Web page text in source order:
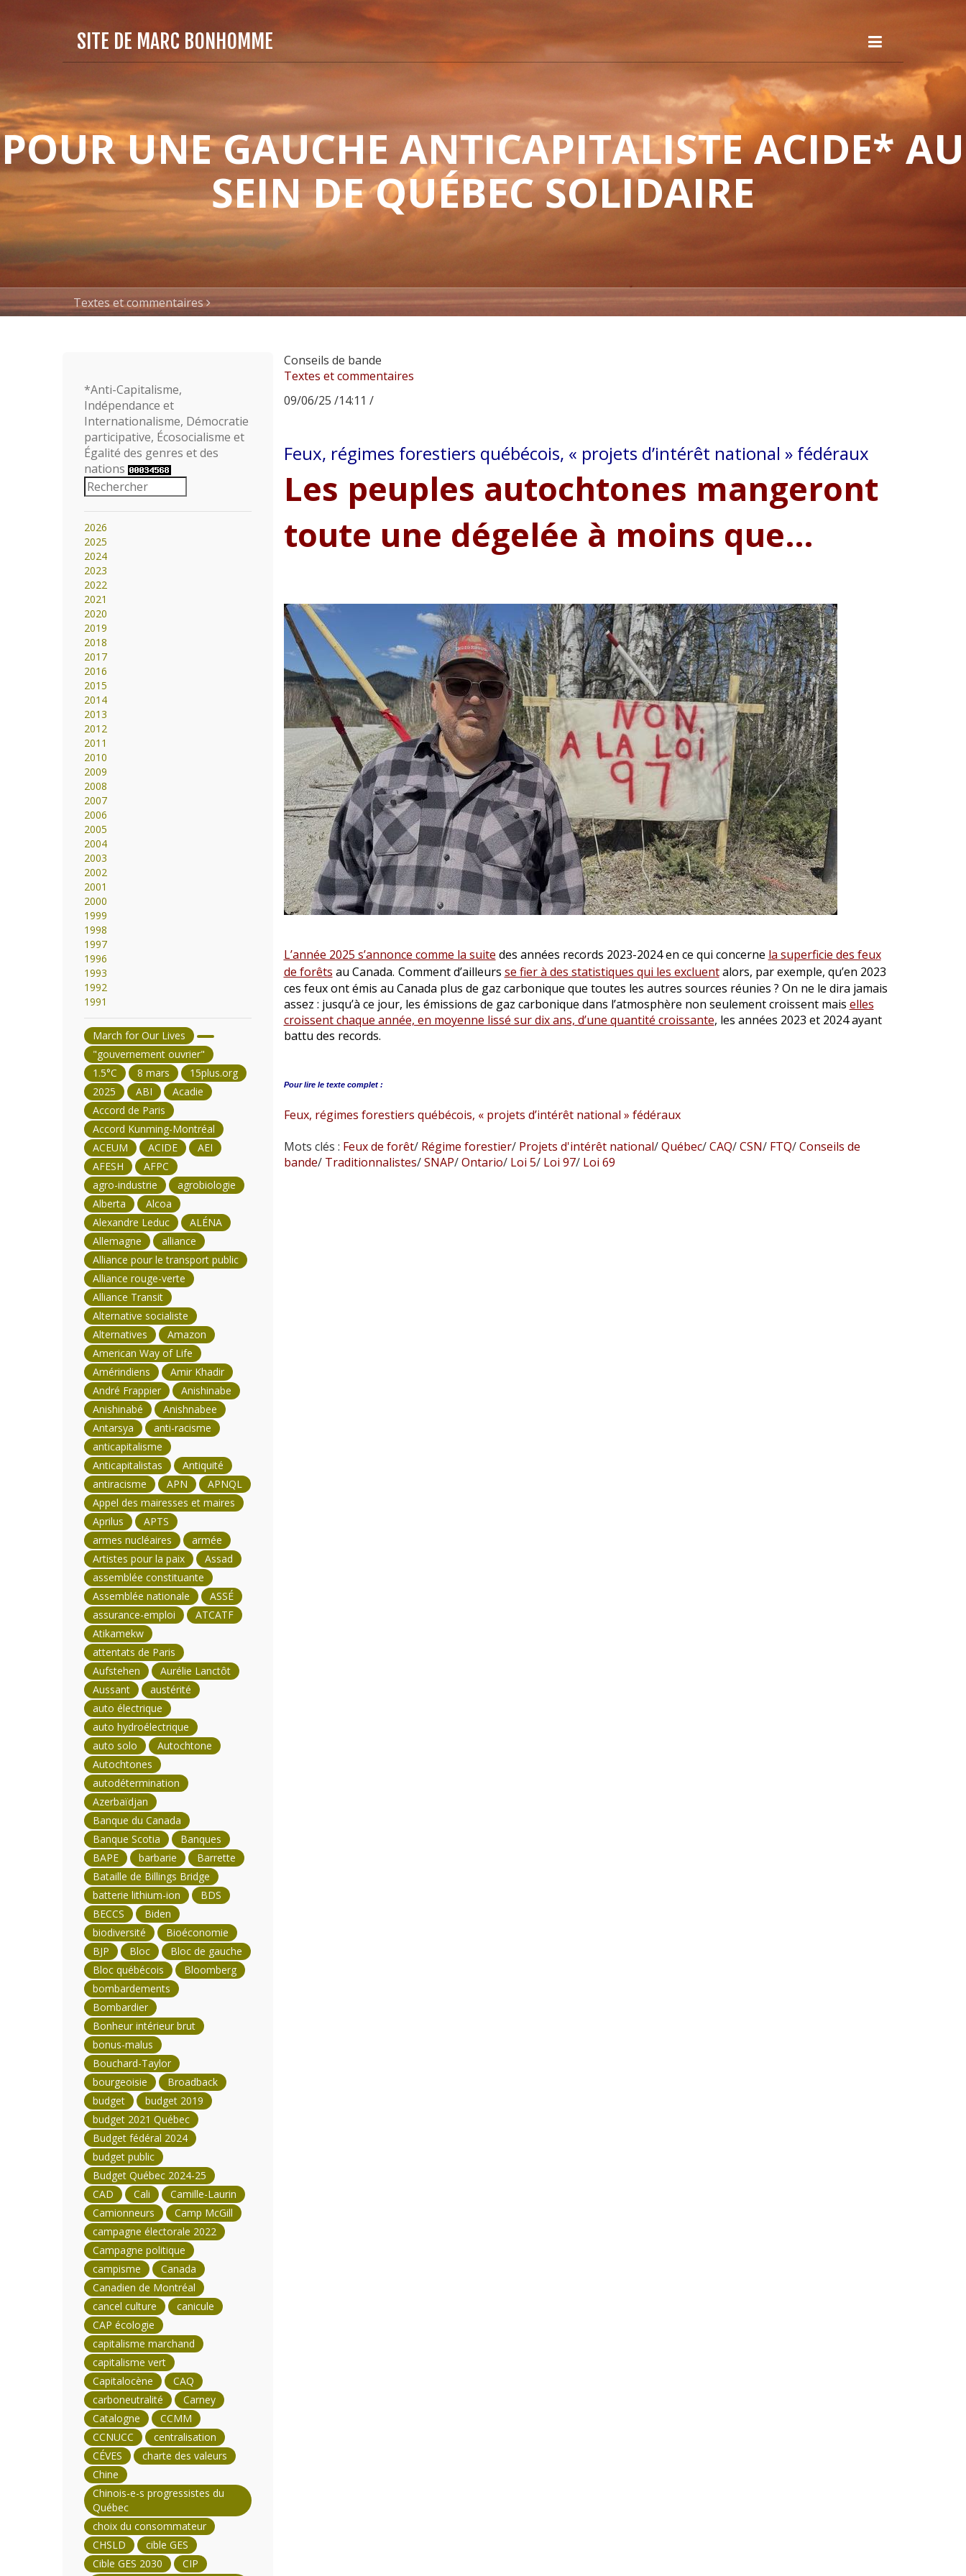
SITE DE MARC BONHOMME
POUR UNE GAUCHE ANTICAPITALISTE ACIDE* AU
SEIN DE QUÉBEC SOLIDAIRE
Textes et commentaires
Conseils de bande
Textes et commentaires
09/06/25 /14:11 /
Feux, régimes forestiers québécois, « projets d’intérêt national » fédéraux
Les peuples autochtones mangeront
toute une dégelée à moins que…
L’année 2025 s’annonce comme la suite des années records 2023-2024 en ce qui concerne la superficie des feux
de forêts au Canada. Comment d’ailleurs se fier à des statistiques qui les excluentalors, par exemple, qu’en 2023
ces feux ont émis au Canada plus de gaz carbonique que toutes les autres sources réunies ? On ne le dira jamais
assez : jusqu’à ce jour, les émissions de gaz carbonique dans l’atmosphère non seulement croissent mais elles
croissent chaque année, en moyenne lissé sur dix ans, d’une quantité croissante, les années 2023 et 2024 ayant
battu des records.
Pour lire le texte complet :
Feux, régimes forestiers québécois, « projets d’intérêt national » fédéraux
Mots clés : Feux de forêt/Régime forestier/Projets d'intérêt national/Québec/CAQ/CSN/FTQ/Conseils de
bande/Traditionnalistes/SNAP/Ontario/Loi 5/Loi 97/Loi 69
*Anti-Capitalisme,
Indépendance et
Internationalisme, Démocratie
participative, Écosocialisme et
Égalité des genres et des
nations
2026
2025
2024
2023
2022
2021
2020
2019
2018
2017
2016
2015
2014
2013
2012
2011
2010
2009
2008
2007
2006
2005
2004
2003
2002
2001
2000
1999
1998
1997
1996
1993
1992
1991
March for Our Lives
"gouvernement ouvrier"
1.5°C
8 mars
15plus.org
2025
ABI
Acadie
Accord de Paris
Accord Kunming-Montréal
ACEUM
ACIDE
AEI
AFESH
AFPC
agro-industrie
agrobiologie
Alberta
Alcoa
Alexandre Leduc
ALÉNA
Allemagne
alliance
Alliance pour le transport public
Alliance rouge-verte
Alliance Transit
Alternative socialiste
Alternatives
Amazon
American Way of Life
Amérindiens
Amir Khadir
André Frappier
Anishinabe
Anishinabé
Anishnabee
Antarsya
anti-racisme
anticapitalisme
Anticapitalistas
Antiquité
antiracisme
APN
APNQL
Appel des mairesses et maires
Aprilus
APTS
armes nucléaires
armée
Artistes pour la paix
Assad
assemblée constituante
Assemblée nationale
ASSÉ
assurance-emploi
ATCATF
Atikamekw
attentats de Paris
Aufstehen
Aurélie Lanctôt
Aussant
austérité
auto électrique
auto hydroélectrique
auto solo
Autochtone
Autochtones
autodétermination
Azerbaïdjan
Banque du Canada
Banque Scotia
Banques
BAPE
barbarie
Barrette
Bataille de Billings Bridge
batterie lithium-ion
BDS
BECCS
Biden
biodiversité
Bioéconomie
BJP
Bloc
Bloc de gauche
Bloc québécois
Bloomberg
bombardements
Bombardier
Bonheur intérieur brut
bonus-malus
Bouchard-Taylor
bourgeoisie
Broadback
budget
budget 2019
budget 2021 Québec
Budget fédéral 2024
budget public
Budget Québec 2024-25
CAD
Cali
Camille-Laurin
Camionneurs
Camp McGill
campagne électorale 2022
Campagne politique
campisme
Canada
Canadien de Montréal
cancel culture
canicule
CAP écologie
capitalisme marchand
capitalisme vert
Capitalocène
CAQ
carboneutralité
Carney
Catalogne
CCMM
CCNUCC
centralisation
CÉVES
charte des valeurs
Chine
Chinois-e-s progressistes du
Québec
choix du consommateur
CHSLD
cible GES
Cible GES 2030
CIP